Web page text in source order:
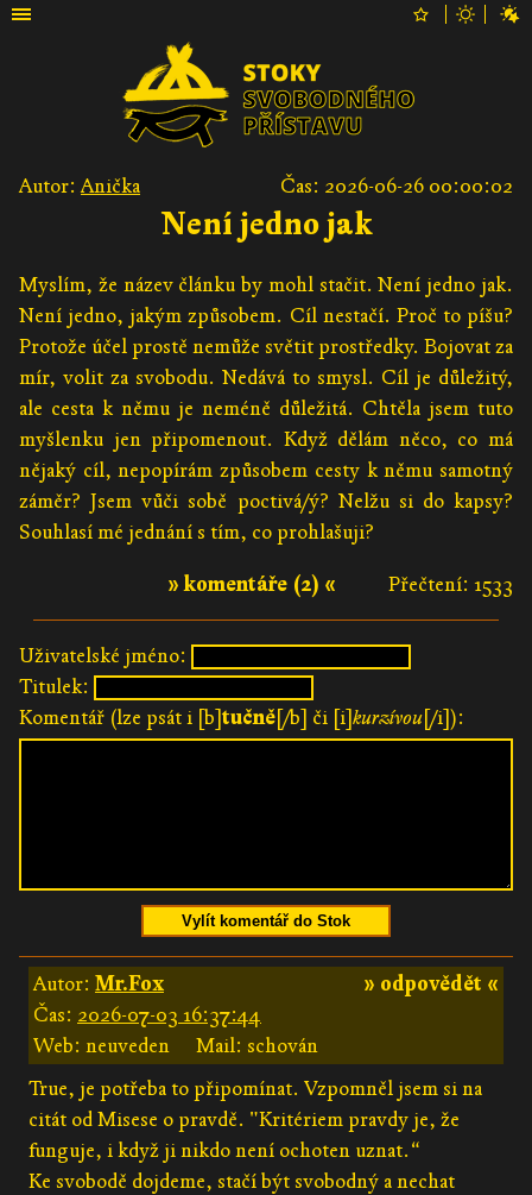
Autor:Anička Čas: 2026-06-26 00:00:02
Není jedno jak
Myslím, že název článku by mohl stačit. Není jedno jak.
Není jedno, jakým způsobem. Cíl nestačí. Proč to píšu?
Protože účel prostě nemůže světit prostředky. Bojovat za
mír, volit za svobodu. Nedává to smysl. Cíl je důležitý,
ale cesta k němu je neméně důležitá. Chtěla jsem tuto
myšlenku jen připomenout. Když dělám něco, co má
nějaký cíl, nepopírám způsobem cesty k němu samotný
záměr? Jsem vůči sobě poctivá/ý? Nelžu si do kapsy?
Souhlasí mé jednání s tím, co prohlašuji?
Přečtení: 1533
» komentáře (2) «
Uživatelské jméno:
Titulek:
Komentář (lze psát i [b]tučně[/b] či [i]kurzívou[/i]):
Vylít komentář do Stok
» odpovědět «
Autor: Mr.Fox
Čas: 2026-07-03 16:37:44
Web: neuveden
Mail: schován
True, je potřeba to připomínat. Vzpomněl jsem si na
citát od Misese o pravdě. "Kritériem pravdy je, že
funguje, i když ji nikdo není ochoten uznat.“
Ke svobodě dojdeme, stačí být svobodný a nechat